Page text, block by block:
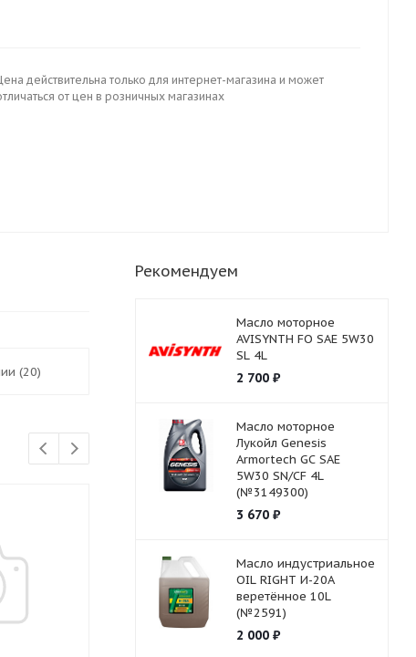
действительна только для интернет-магазина и может
от цен в розничных магазинах
(20)
Рекомендуем
Масло моторное
AVISYNTH FO SAE 5W30
SL 4L
2 700₽
Масло моторное
Лукойл Genesis
Armortech GC SAE
5W30 SN/CF 4L
(№3149300)
3 670₽
Масло индустриальное
OIL RIGHT И-20А
веретённое 10L
(№2591)
2 000₽